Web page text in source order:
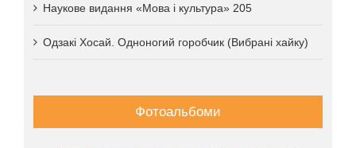
Наукове видання «Мова і культура» 205
Одзакі Хосай. Одноногий горобчик (Вибрані хайку)
Фотоальбоми